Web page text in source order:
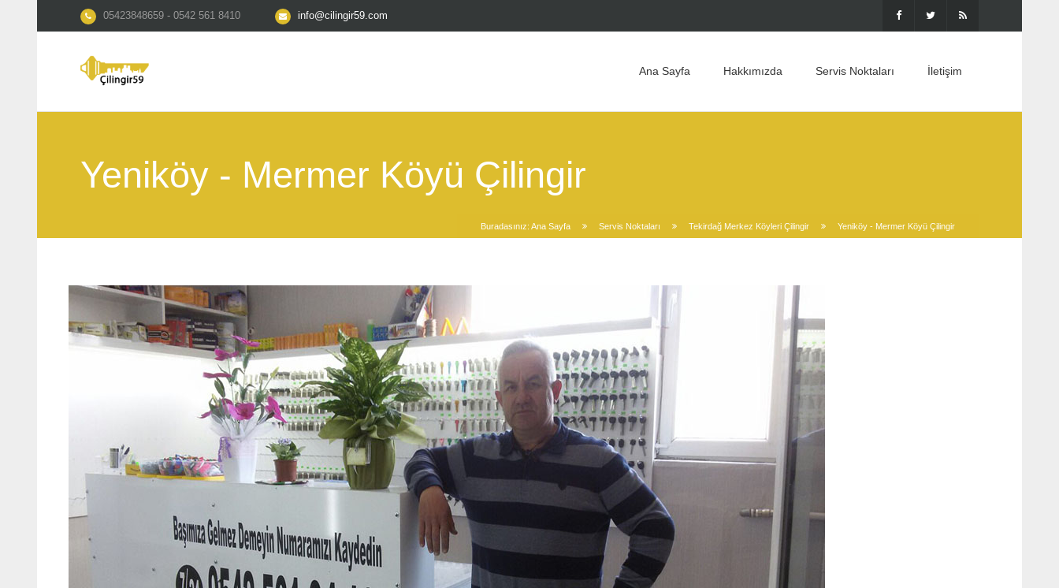
05423848659 - 0542 561 8410 info@cilingir59.com
Ana Sayfa Hakkımızda Servis Noktaları İletişim
Yeniköy - Mermer Köyü Çilingir
Buradasınız: Ana Sayfa Servis Noktaları Tekirdağ Merkez Köyleri Çilingir Yeniköy - Mermer Köyü Çilingir